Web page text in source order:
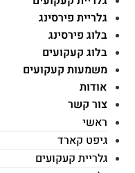
גלריית פירסינג
בלוג פירסינג
בלוג קעקועים
משמעות קעקועים
אודות
צור קשר
ראשי
גיפט קארד
גלריית קעקועים